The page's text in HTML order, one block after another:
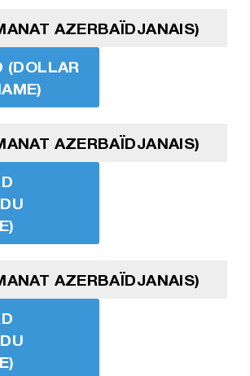
AZERBAÏDJANAIS)
(DOLLAR
AZERBAÏDJANAIS)
AZERBAÏDJANAIS)